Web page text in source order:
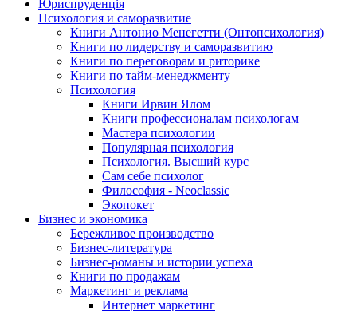
Юриспруденція
Психология и саморазвитие
Книги Антонио Менегетти (Онтопсихология)
Книги по лидерству и саморазвитию
Книги по переговорам и риторике
Книги по тайм-менеджменту
Психология
Книги Ирвин Ялом
Книги профессионалам психологам
Мастера психологии
Популярная психология
Психология. Высший курс
Сам себе психолог
Философия - Neoclassic
Экопокет
Бизнес и экономика
Бережливое производство
Бизнес-литература
Бизнес-романы и истории успеха
Книги по продажам
Маркетинг и реклама
Интернет маркетинг